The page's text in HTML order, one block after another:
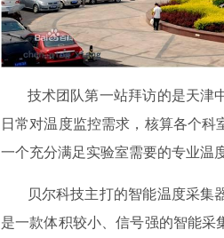
技术团队第一站拜访的是天津
日常对温度监控需求，核算各个
一个充分满足实验室需要的专业温
贝尔科技主打的智能温度采集
是一款体积较小、信号强的智能